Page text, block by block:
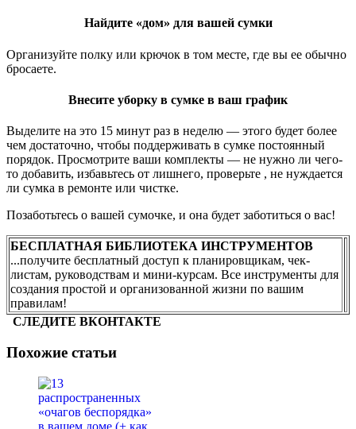
Найдите «дом» для вашей сумки
Организуйте полку или крючок в том месте, где вы ее обычно
бросаете.
Внесите уборку в сумке в ваш график
Выделите на это 15 минут раз в неделю — этого будет более
чем достаточно, чтобы поддерживать в сумке постоянный
порядок. Просмотрите ваши комплекты — не нужно ли чего-
то добавить, избавьтесь от лишнего, проверьте , не нуждается
ли сумка в ремонте или чистке.
Позаботьтесь о вашей сумочке, и она будет заботиться о вас!
БЕСПЛАТНАЯ БИБЛИОТЕКА ИНСТРУМЕНТОВ
...получите бесплатный доступ к планировщикам, чек-
листам, руководствам и мини-курсам. Все инструменты для
создания простой и организованной жизни по вашим
правилам!
СЛЕДИТЕ ВКОНТАКТЕ
Похожие статьи